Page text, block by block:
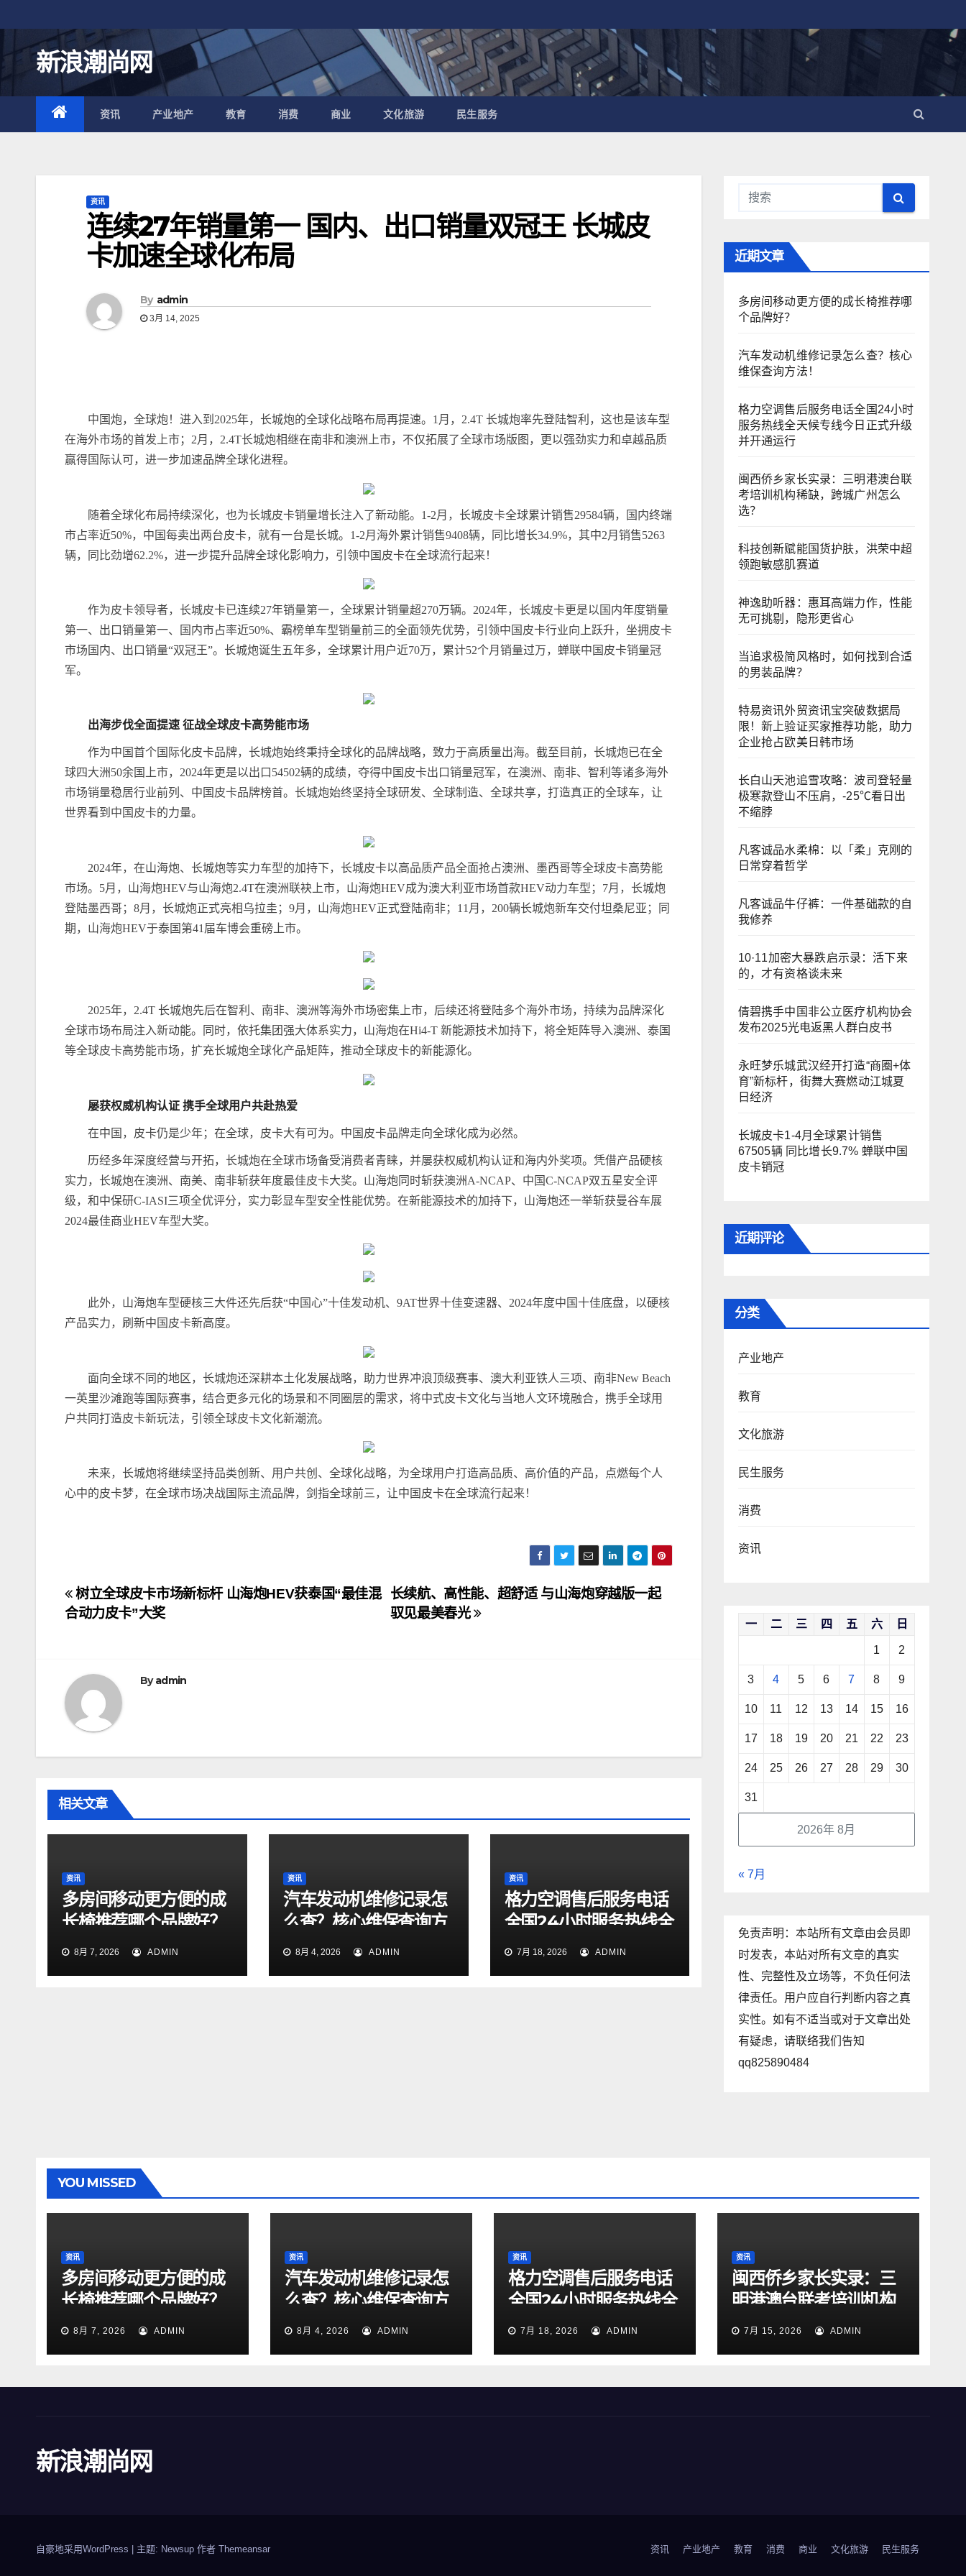
至
内
容
新浪潮尚网
资讯 产业地产 教育 消费 商业 文化旅游 民生服务
资讯
连续27年销量第一 国内、出口销量双冠王 长城皮
卡加速全球化布局
By admin
3月 14, 2025
中国炮，全球炮！进入到2025年，长城炮的全球化战略布局再提速。1月，2.4T 长城炮率先登陆智利，这也是该车型
在海外市场的首发上市；2月，2.4T长城炮相继在南非和澳洲上市，不仅拓展了全球市场版图，更以强劲实力和卓越品质
赢得国际认可，进一步加速品牌全球化进程。
随着全球化布局持续深化，也为长城皮卡销量增长注入了新动能。1-2月，长城皮卡全球累计销售29584辆，国内终端
市占率近50%，中国每卖出两台皮卡，就有一台是长城。1-2月海外累计销售9408辆，同比增长34.9%，其中2月销售5263
辆，同比劲增62.2%，进一步提升品牌全球化影响力，引领中国皮卡在全球流行起来！
作为皮卡领导者，长城皮卡已连续27年销量第一，全球累计销量超270万辆。2024年，长城皮卡更是以国内年度销量
第一、出口销量第一、国内市占率近50%、霸榜单车型销量前三的全面领先优势，引领中国皮卡行业向上跃升，坐拥皮卡
市场国内、出口销量“双冠王”。长城炮诞生五年多，全球累计用户近70万，累计52个月销量过万，蝉联中国皮卡销量冠
军。
出海步伐全面提速 征战全球皮卡高势能市场
作为中国首个国际化皮卡品牌，长城炮始终秉持全球化的品牌战略，致力于高质量出海。截至目前，长城炮已在全
球四大洲50余国上市，2024年更是以出口54502辆的成绩，夺得中国皮卡出口销量冠军，在澳洲、南非、智利等诸多海外
市场销量稳居行业前列、中国皮卡品牌榜首。长城炮始终坚持全球研发、全球制造、全球共享，打造真正的全球车，让
世界看到中国皮卡的力量。
2024年，在山海炮、长城炮等实力车型的加持下，长城皮卡以高品质产品全面抢占澳洲、墨西哥等全球皮卡高势能
市场。5月，山海炮HEV与山海炮2.4T在澳洲联袂上市，山海炮HEV成为澳大利亚市场首款HEV动力车型；7月，长城炮
登陆墨西哥；8月，长城炮正式亮相乌拉圭；9月，山海炮HEV正式登陆南非；11月，200辆长城炮新车交付坦桑尼亚；同
期，山海炮HEV于泰国第41届车博会重磅上市。
2025年，2.4T 长城炮先后在智利、南非、澳洲等海外市场密集上市，后续还将登陆多个海外市场，持续为品牌深化
全球市场布局注入新动能。同时，依托集团强大体系实力，山海炮在Hi4-T 新能源技术加持下，将全矩阵导入澳洲、泰国
等全球皮卡高势能市场，扩充长城炮全球化产品矩阵，推动全球皮卡的新能源化。
屡获权威机构认证 携手全球用户共赴热爱
在中国，皮卡仍是少年；在全球，皮卡大有可为。中国皮卡品牌走向全球化成为必然。
历经多年深度经营与开拓，长城炮在全球市场备受消费者青睐，并屡获权威机构认证和海内外奖项。凭借产品硬核
实力，长城炮在澳洲、南美、南非斩获年度最佳皮卡大奖。山海炮同时斩获澳洲A-NCAP、中国C-NCAP双五星安全评
级，和中保研C-IASI三项全优评分，实力彰显车型安全性能优势。在新能源技术的加持下，山海炮还一举斩获曼谷车展
2024最佳商业HEV车型大奖。
此外，山海炮车型硬核三大件还先后获“中国心”十佳发动机、9AT世界十佳变速器、2024年度中国十佳底盘，以硬核
产品实力，刷新中国皮卡新高度。
面向全球不同的地区，长城炮还深耕本土化发展战略，助力世界冲浪顶级赛事、澳大利亚铁人三项、南非New Beach
一英里沙滩跑等国际赛事，结合更多元化的场景和不同圈层的需求，将中式皮卡文化与当地人文环境融合，携手全球用
户共同打造皮卡新玩法，引领全球皮卡文化新潮流。
未来，长城炮将继续坚持品类创新、用户共创、全球化战略，为全球用户打造高品质、高价值的产品，点燃每个人
心中的皮卡梦，在全球市场决战国际主流品牌，剑指全球前三，让中国皮卡在全球流行起来！
文
章
航
长续航、高性能、超舒适 与山海炮穿越版一起
驭见最美春光
树立全球皮卡市场新标杆 山海炮HEV获泰国“最佳混
合动力皮卡”大奖
Byadmin
相关文章
资讯
多房间移动更方便的成
长椅推荐哪个品牌好？
8月 7, 2026 ADMIN
资讯
汽车发动机维修记录怎
么查？核心维保查询方
法！
8月 4, 2026 ADMIN
资讯
格力空调售后服务电话
全国24小时服务热线全
天候专线今日正式升级
7月 18, 2026 ADMIN
近期文章
多房间移动更方便的成长椅推荐哪
个品牌好？
汽车发动机维修记录怎么查？核心
维保查询方法！
格力空调售后服务电话全国24小时
服务热线全天候专线今日正式升级
并开通运行
闽西侨乡家长实录：三明港澳台联
考培训机构稀缺，跨城广州怎么
选？
科技创新赋能国货护肤，洪荣中超
领跑敏感肌赛道
神逸助听器：惠耳高端力作，性能
无可挑剔，隐形更省心
当追求极简风格时，如何找到合适
的男装品牌？
特易资讯外贸资讯宝突破数据局
限！新上验证买家推荐功能，助力
企业抢占欧美日韩市场
长白山天池追雪攻略：波司登轻量
极寒款登山不压肩，-25℃看日出
不缩脖
凡客诚品水柔棉：以「柔」克刚的
日常穿着哲学
凡客诚品牛仔裤：一件基础款的自
我修养
10·11加密大暴跌启示录：活下来
的，才有资格谈未来
倩碧携手中国非公立医疗机构协会
发布2025光电返黑人群白皮书
永旺梦乐城武汉经开打造“商圈+体
育”新标杆，街舞大赛燃动江城夏
日经济
长城皮卡1-4月全球累计销售
67505辆 同比增长9.7% 蝉联中国
皮卡销冠
近期评论
分类
产业地产
教育
文化旅游
民生服务
消费
资讯
2026年 8月
一 二 三 四 五 六 日
1 2
3 4 5 6 7 8 9
10 11 12 13 14 15 16
17 18 19 20 21 22 23
24 25 26 27 28 29 30
31
« 7月
免责声明：本站所有文章由会员即
时发表，本站对所有文章的真实
性、完整性及立场等，不负任何法
律责任。用户应自行判断内容之真
实性。如有不适当或对于文章出处
有疑虑，请联络我们告知
qq825890484
YOU MISSED
资讯
多房间移动更方便的成
长椅推荐哪个品牌好？
8月 7, 2026 ADMIN
资讯
汽车发动机维修记录怎
么查？核心维保查询方
法！
8月 4, 2026 ADMIN
资讯
格力空调售后服务电话
全国24小时服务热线全
天候专线今日正式升级
7月 18, 2026 ADMIN
资讯
闽西侨乡家长实录：三
明港澳台联考培训机构
稀缺，跨城广州怎么
7月 15, 2026 ADMIN
新浪潮尚网
自豪地采用WordPress 主题: Newsup 作者 Themeansar 资讯 产业地产 教育 消费 商业 文化旅游 民生服务